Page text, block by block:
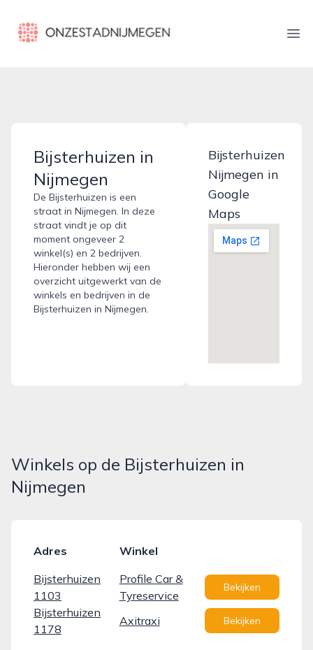
onzestadnijmegen.nl
Bijsterhuizen in
Nijmegen
De Bijsterhuizen is een
straat in Nijmegen. In deze
straat vindt je op dit
moment ongeveer 2
winkel(s) en 2 bedrijven.
Hieronder hebben wij een
overzicht uitgewerkt van de
winkels en bedrijven in de
Bijsterhuizen in Nijmegen.
Bijsterhuizen
Nijmegen in
Google
Maps
Winkels op de Bijsterhuizen in
Nijmegen
Adres
Winkel
Bijsterhuizen
1103
Profile Car &
Tyreservice
Bekijken
Bijsterhuizen
1178
Axitraxi Bekijken